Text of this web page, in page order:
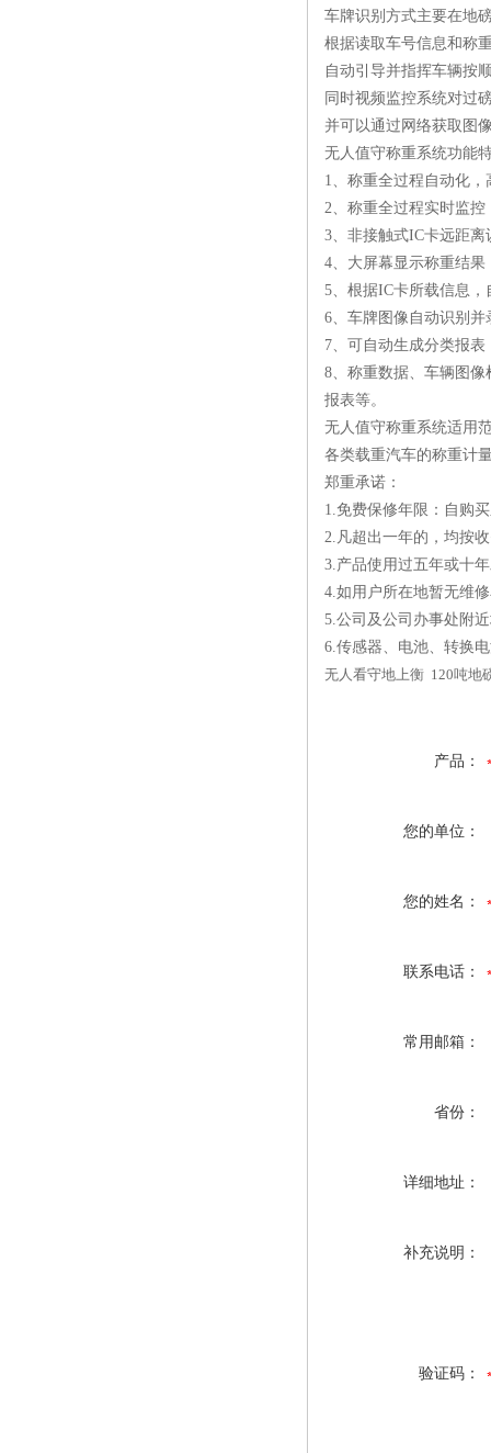
车牌识别方式主要在地
根据读取车号信息和称
自动引导并指挥车辆按
同时视频监控系统对过
并可以通过网络获取图
无人值守称重系统功能
1、称重全过程自动化
2、称重全过程实时监
3、非接触式IC卡远距
4、大屏幕显示称重结
5、根据IC卡所载信息，
6、车牌图像自动识别
7、可自动生成分类报
8、称重数据、车辆图
报表等。
无人值守称重系统适用
各类载重汽车的称重计
郑重承诺：
1.免费保修年限：自购
2.凡超出一年的，均按
3.产品使用过五年或十
4.如用户所在地暂无维
5.公司及公司办事处附
6.传感器、电池、转换
无人看守地上衡 120吨地
产品：
您的单位：
您的姓名：
联系电话：
常用邮箱：
省份：
详细地址：
补充说明：
验证码：